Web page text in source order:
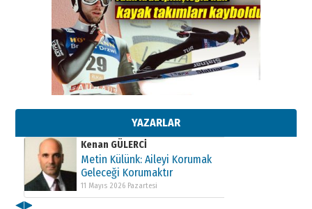
YAZARLAR
Kenan GÜLERCİ
Metin Külünk: Aileyi Korumak
Geleceği Korumaktır
11 Mayıs 2026 Pazartesi
Kenan GÜLERCİ
Metin Külünk: Aileyi Korumak
Geleceği Korumaktır
11 Mayıs 2026 Pazartesi
◀▶